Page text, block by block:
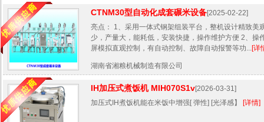
CTNM30型自动化成套碾米设备[2025-02-22]
亮点： 1、采用一体式钢架组装平台，整机设计精致美
少，产量大，能耗低，安装快捷，操作维护方便 2、操
屏模拟直观控制，有自动控制、故障自动报警等功...[详
湖南省湘粮机械制造有限公司
IH加压式煮饭机 MIH070S1v[2026-03-31]
加压式IH煮饭机能在米饭中增强[ 弹性] [光泽感】
[详情]